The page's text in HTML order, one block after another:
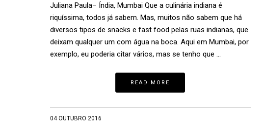
Juliana Paula– Índia, Mumbai Que a culinária indiana é
riquíssima, todos já sabem. Mas, muitos não sabem que há
diversos tipos de snacks e fast food pelas ruas indianas, que
deixam qualquer um com água na boca. Aqui em Mumbai, por
exemplo, eu poderia citar vários, mas se tenho que …
READ MORE
04 OUTUBRO 2016